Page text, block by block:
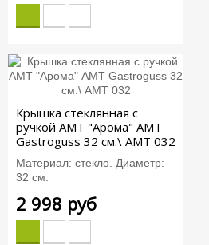
Крышка стеклянная c
ручкой АМТ "Арома" AMT
Gastroguss 32 см.\ AMT 032
Материал: стекло. Диаметр:
32 см.
2 998 руб